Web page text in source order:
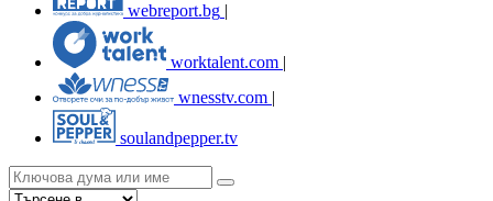
webreport.bg
worktalent.com |
wnesstv.com |
soulandpepper.tv